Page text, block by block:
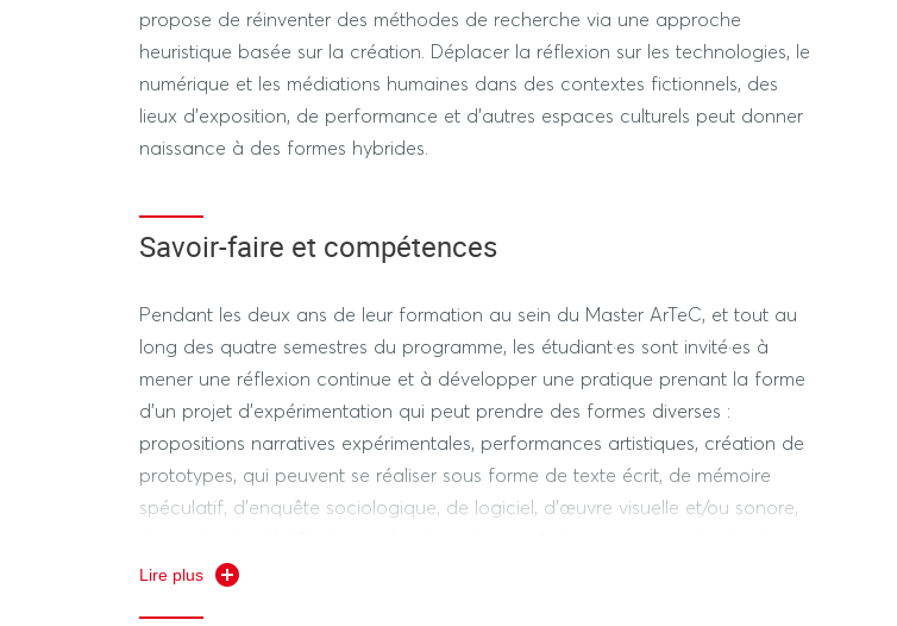
propose de réinventer des méthodes de recherche via une approche
heuristique basée sur la création. Déplacer la réflexion sur les technologies, le
numérique et les médiations humaines dans des contextes fictionnels, des
lieux d’exposition, de performance et d’autres espaces culturels peut donner
naissance à des formes hybrides.
Savoir-faire et compétences
Pendant les deux ans de leur formation au sein du Master ArTeC, et tout au
long des quatre semestres du programme, les étudiant·es sont invité·es à
mener une réflexion continue et à développer une pratique prenant la forme
d’un projet d’expérimentation qui peut prendre des formes diverses :
propositions narratives expérimentales, performances artistiques, création de
prototypes, qui peuvent se réaliser sous forme de texte écrit, de mémoire
spéculatif, d’enquête sociologique, de logiciel, d’œuvre visuelle et/ou sonore,
forme collaborative, d’organe médiatique, etc.
Lire plus